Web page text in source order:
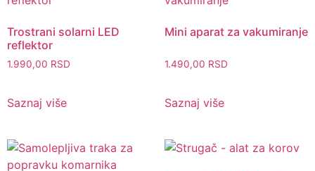
Trostrani solarni LED
reflektor
1.990,00 RSD
Saznaj više
Mini aparat za vakumiranje
1.490,00 RSD
Saznaj više